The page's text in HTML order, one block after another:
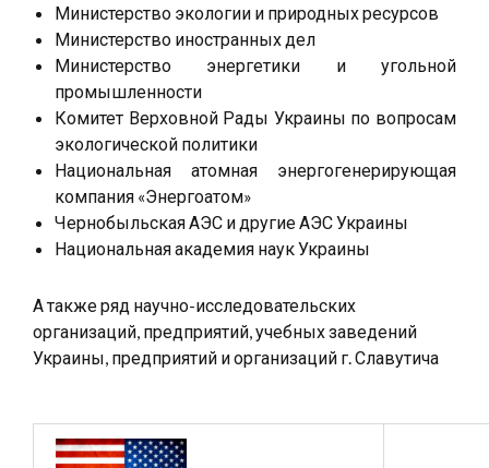
Министерство экологии и природных ресурсов
Министерство иностранных дел
Министерство энергетики и угольной
промышленности
Комитет Верховной Рады Украины по вопросам
экологической политики
Национальная атомная энергогенерирующая
компания «Энергоатом»
Чернобыльская АЭС и другие АЭС Украины
Национальная академия наук Украины
А также ряд научно-исследовательских
организаций, предприятий, учебных заведений
Украины, предприятий и организаций г. Славутича